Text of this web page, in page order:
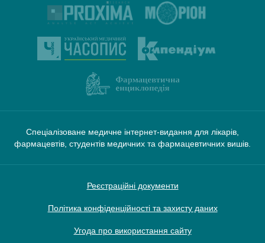
Спеціалізоване медичне інтернет-видання для лікарів,
фармацевтів, студентів медичних та фармацевтичних вишів.
Реєстраційні документи
Політика конфіденційності та захисту даних
Угода про використання сайту